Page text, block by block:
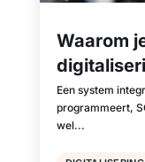
Waarom
integrator
Een system
programmeert,
wel...